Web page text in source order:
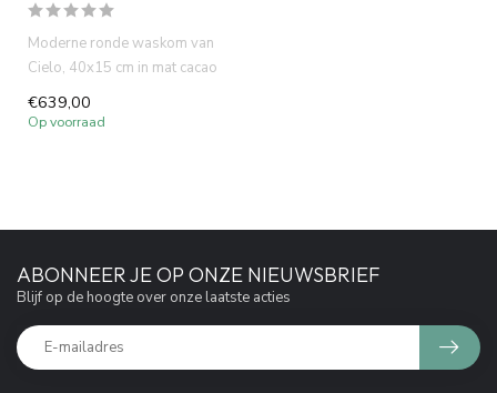
Moderne ronde waskom van
Cielo, 40x15 cm in mat cacao
bruin. Italiaans design, h...
€639,00
Op voorraad
ABONNEER JE OP ONZE NIEUWSBRIEF
Blijf op de hoogte over onze laatste acties